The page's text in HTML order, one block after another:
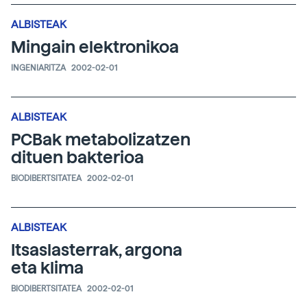
ALBISTEAK
Mingain elektronikoa
INGENIARITZA 2002-02-01
ALBISTEAK
PCBak metabolizatzen
dituen bakterioa
BIODIBERTSITATEA 2002-02-01
ALBISTEAK
Itsaslasterrak, argona
eta klima
BIODIBERTSITATEA 2002-02-01